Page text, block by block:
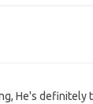
He's definitely